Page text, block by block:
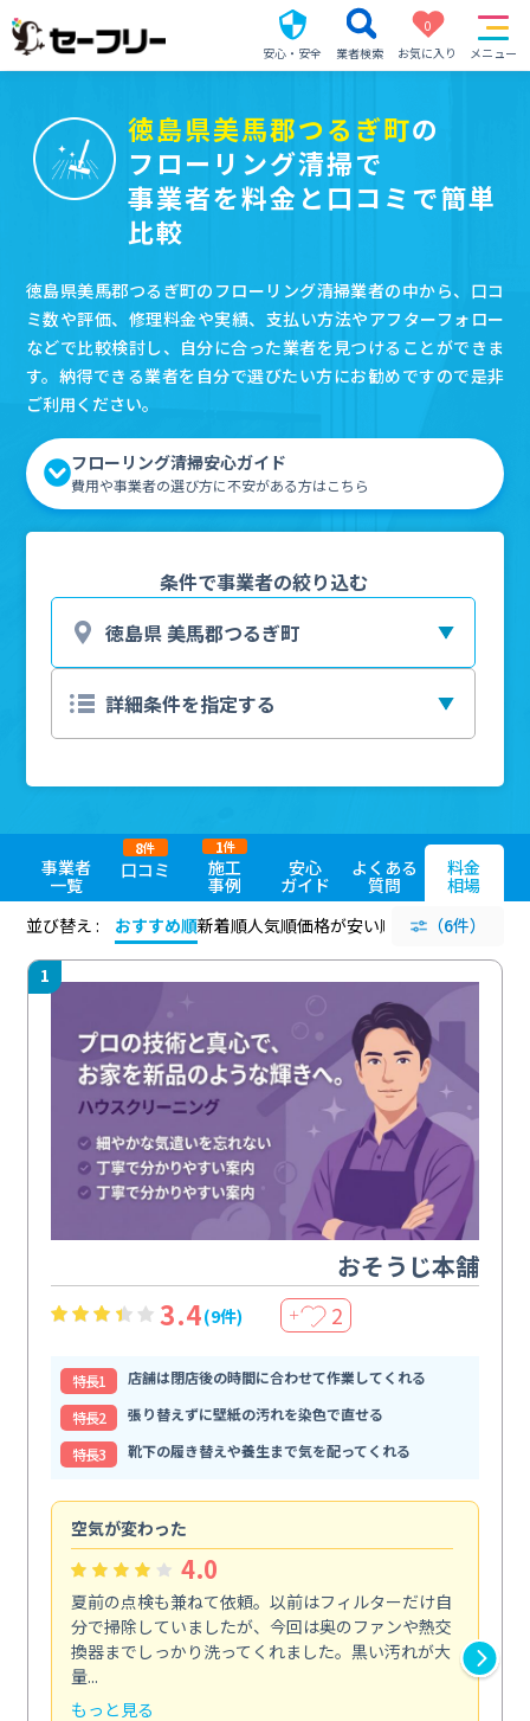
安心・安全 業者検索
0
お気に入り
メニュー
徳島県美馬郡つるぎ町の
フローリング清掃で
事業者を料金と口コミで簡単
比較
徳島県美馬郡つるぎ町のフローリング清掃業者の中から、口コ
ミ数や評価、修理料金や実績、支払い方法やアフターフォロー
などで比較検討し、自分に合った業者を見つけることができま
す。納得できる業者を自分で選びたい方にお勧めですので是非
ご利用ください。
フローリング清掃安心ガイド
費用や事業者の選び方に不安がある方はこちら
条件で事業者の絞り込む
事業者
一覧
口コミ
8件
施工
事例
1件
安心
ガイド
よくある
質問
料金
相場
並び替え :
おすすめ順新着順人気順価格が安い順 評価が高い順
（6件）
1
おそうじ本舗
3.4(9件) ＋ 2
特⻑1
店舗は閉店後の時間に合わせて作業してくれる
特⻑2
張り替えずに壁紙の汚れを染色で直せる
特⻑3
靴下の履き替えや養生まで気を配ってくれる
空気が変わった
4.0
夏前の点検も兼ねて依頼。以前はフィルターだけ自
分で掃除していましたが、今回は奥のファンや熱交
換器までしっかり洗ってくれました。黒い汚れが大
量...
もっと見る